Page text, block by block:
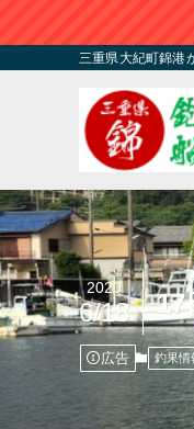
三重県大紀町錦港
17
2020
6/18
広告 釣果情